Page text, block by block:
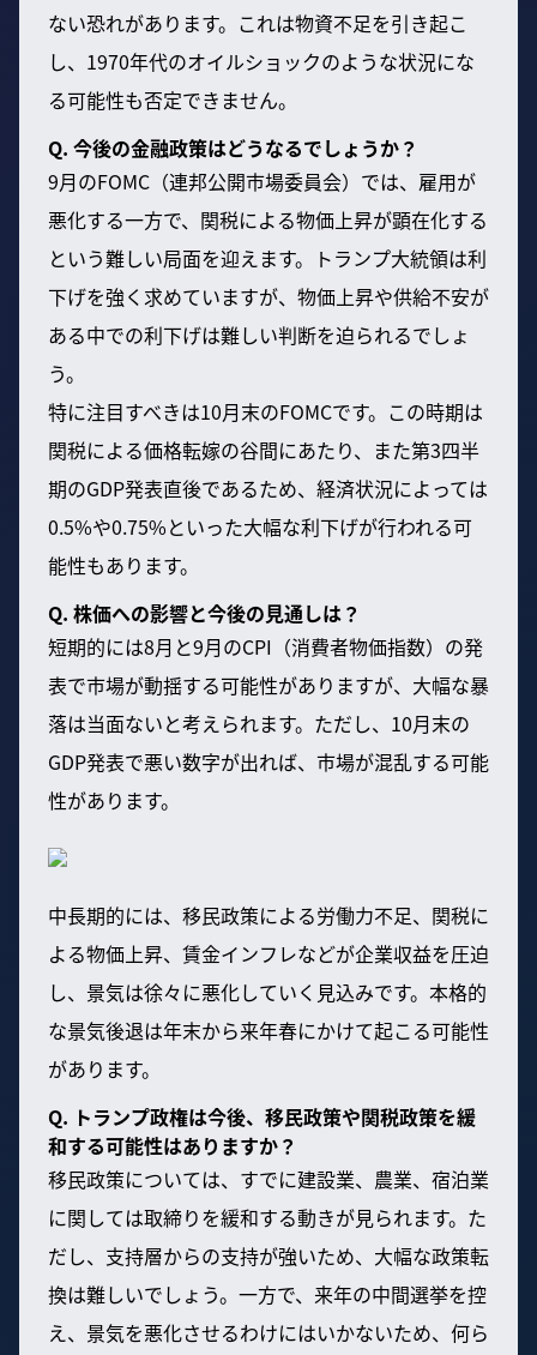
ない恐れがあります。これは物資不足を引き起こ
し、1970年代のオイルショックのような状況にな
る可能性も否定できません。
Q. 今後の金融政策はどうなるでしょうか？
9月のFOMC（連邦公開市場委員会）では、雇用が
悪化する一方で、関税による物価上昇が顕在化する
という難しい局面を迎えます。トランプ大統領は利
下げを強く求めていますが、物価上昇や供給不安が
ある中での利下げは難しい判断を迫られるでしょ
う。
特に注目すべきは10月末のFOMCです。この時期は
関税による価格転嫁の谷間にあたり、また第3四半
期のGDP発表直後であるため、経済状況によっては
0.5%や0.75%といった大幅な利下げが行われる可
能性もあります。
Q. 株価への影響と今後の見通しは？
短期的には8月と9月のCPI（消費者物価指数）の発
表で市場が動揺する可能性がありますが、大幅な暴
落は当面ないと考えられます。ただし、10月末の
GDP発表で悪い数字が出れば、市場が混乱する可能
性があります。
中長期的には、移民政策による労働力不足、関税に
よる物価上昇、賃金インフレなどが企業収益を圧迫
し、景気は徐々に悪化していく見込みです。本格的
な景気後退は年末から来年春にかけて起こる可能性
があります。
Q. トランプ政権は今後、移民政策や関税政策を緩
和する可能性はありますか？
移民政策については、すでに建設業、農業、宿泊業
に関しては取締りを緩和する動きが見られます。た
だし、支持層からの支持が強いため、大幅な政策転
換は難しいでしょう。一方で、来年の中間選挙を控
え、景気を悪化させるわけにはいかないため、何ら